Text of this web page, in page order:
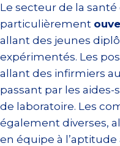
Le secteur de la
particulièrement
allant des jeunes
expérimentés. Les
allant des infirmiers
passant par les
de laboratoire. Les
également diverses,
en équipe à